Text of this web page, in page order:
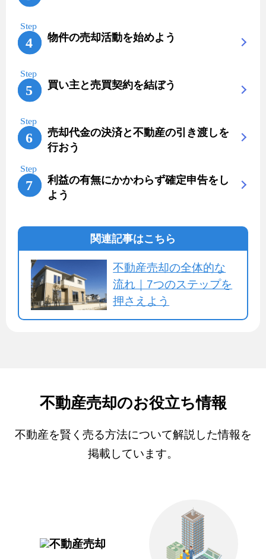
物件の売却活動を始めよう
買い主と売買契約を結ぼう
売却代金の決済と不動産の引き渡しを
行おう
利益の有無にかかわらず確定申告をし
よう
関連記事はこちら
不動産売却の全体的な
流れ｜7つのステップを
押さえよう
不動産売却のお役立ち情報
不動産を賢く売る方法について解説した情報を
掲載しています。